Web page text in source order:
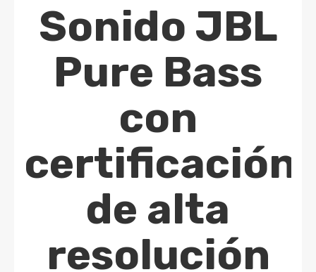
Sonido JBL
Pure Bass
con
certificación
de alta
resolución